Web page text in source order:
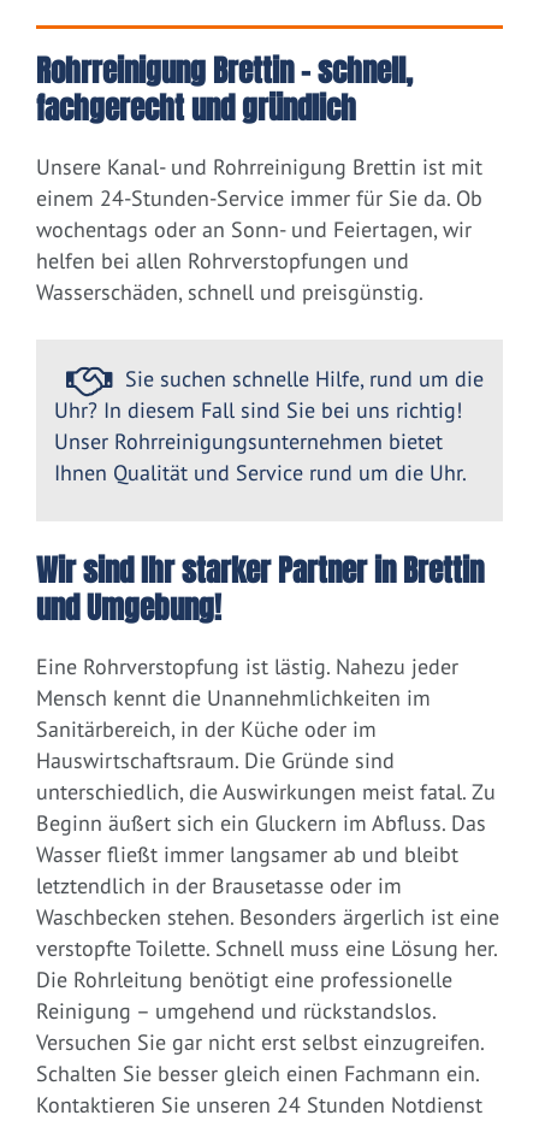
Rohrreinigung Brettin – schnell,
fachgerecht und gründlich
Unsere Kanal- und Rohrreinigung Brettin ist mit
einem 24-Stunden-Service immer für Sie da. Ob
wochentags oder an Sonn- und Feiertagen, wir
helfen bei allen Rohrverstopfungen und
Wasserschäden, schnell und preisgünstig.
Sie suchen schnelle Hilfe, rund um die
Uhr? In diesem Fall sind Sie bei uns richtig!
Unser Rohrreinigungsunternehmen bietet
Ihnen Qualität und Service rund um die Uhr.
Wir sind Ihr starker Partner in Brettin
und Umgebung!
Eine Rohrverstopfung ist lästig. Nahezu jeder
Mensch kennt die Unannehmlichkeiten im
Sanitärbereich, in der Küche oder im
Hauswirtschaftsraum. Die Gründe sind
unterschiedlich, die Auswirkungen meist fatal. Zu
Beginn äußert sich ein Gluckern im Abfluss. Das
Wasser fließt immer langsamer ab und bleibt
letztendlich in der Brausetasse oder im
Waschbecken stehen. Besonders ärgerlich ist eine
verstopfte Toilette. Schnell muss eine Lösung her.
Die Rohrleitung benötigt eine professionelle
Reinigung – umgehend und rückstandslos.
Versuchen Sie gar nicht erst selbst einzugreifen.
Schalten Sie besser gleich einen Fachmann ein.
Kontaktieren Sie unseren 24 Stunden Notdienst